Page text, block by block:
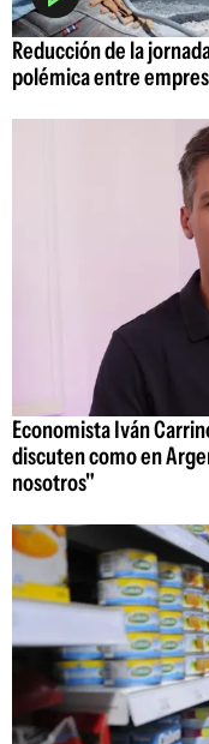
Reducción de la
polémica entre
Economista Iván
discuten como en
nosotros"